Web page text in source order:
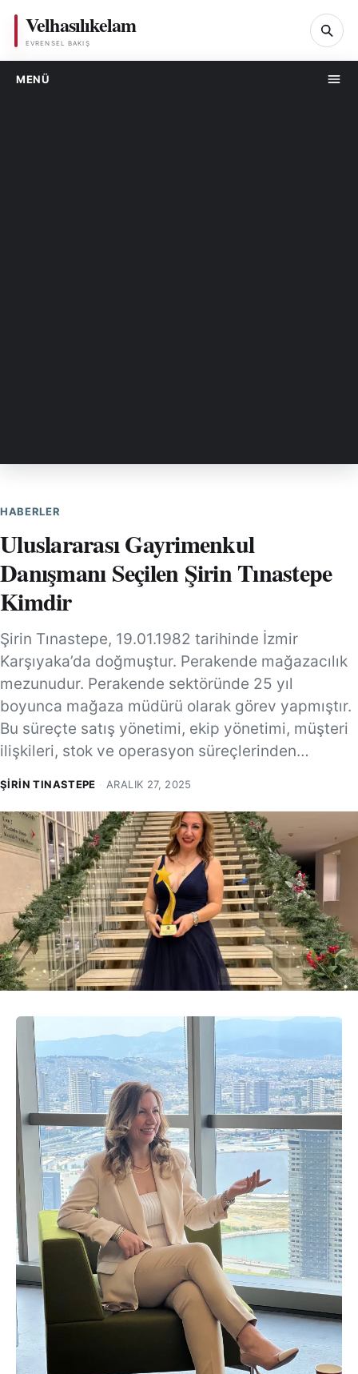
Velhasılıkelam
EVRENSEL BAKIŞ
MENÜ
HABERLER
Uluslararası Gayrimenkul
Danışmanı Seçilen Şirin Tınastepe
Kimdir
Şirin Tınastepe, 19.01.1982 tarihinde İzmir
Karşıyaka’da doğmuştur. Perakende mağazacılık
mezunudur. Perakende sektöründe 25 yıl
boyunca mağaza müdürü olarak görev yapmıştır.
Bu süreçte satış yönetimi, ekip yönetimi, müşteri
ilişkileri, stok ve operasyon süreçlerinden…
ŞIRIN TINASTEPE · ARALIK 27, 2025